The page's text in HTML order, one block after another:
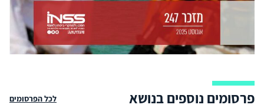
פרסומים נוספים בנושא לכל הפרסומים